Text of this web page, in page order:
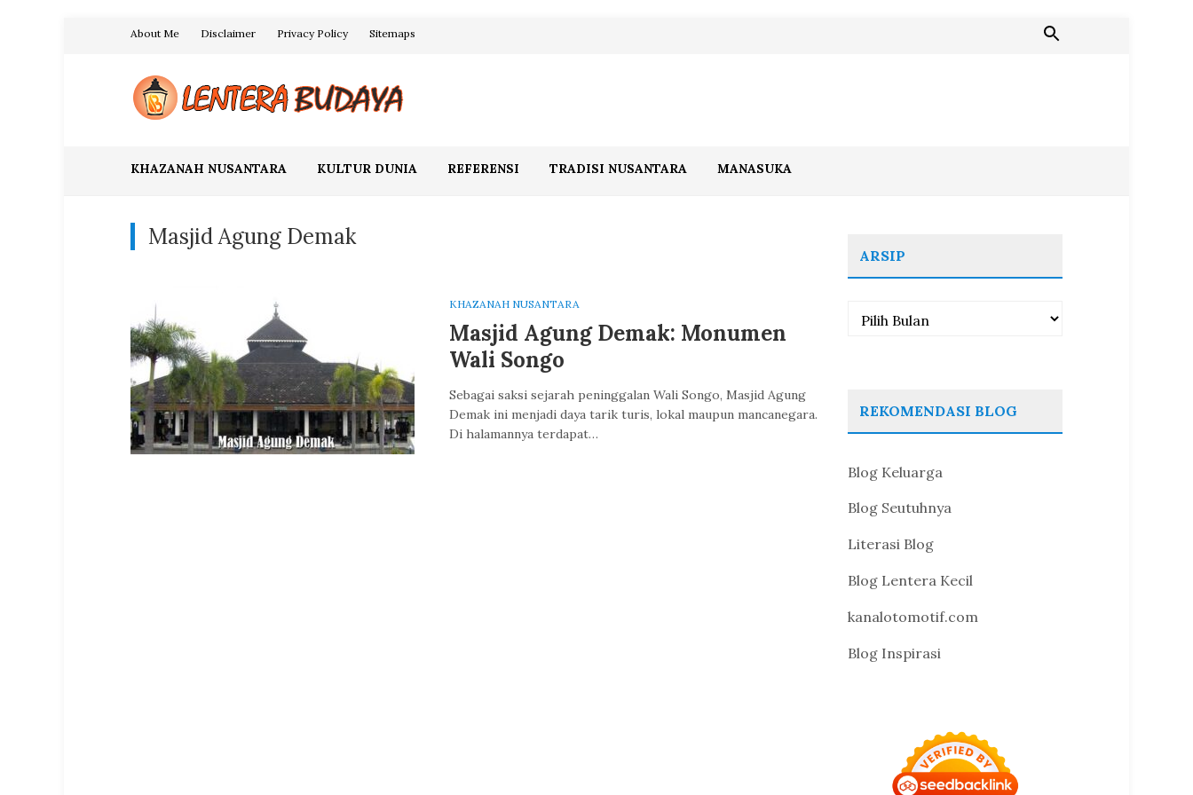
About Me Disclaimer Privacy Policy Sitemaps
KHAZANAH NUSANTARA KULTUR DUNIA REFERENSI TRADISI NUSANTARA MANASUKA
Masjid Agung Demak
KHAZANAH NUSANTARA
Masjid Agung Demak: Monumen
Wali Songo
Sebagai saksi sejarah peninggalan Wali Songo, Masjid Agung
Demak ini menjadi daya tarik turis, lokal maupun mancanegara.
Di halamannya terdapat…
ARSIP
Arsip
REKOMENDASI BLOG
Blog Keluarga
Blog Seutuhnya
Literasi Blog
Blog Lentera Kecil
kanalotomotif.com
Blog Inspirasi